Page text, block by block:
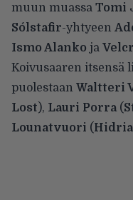
muun muassa Tomi
Sólstafir-yhtyeen
Ismo Alanko ja
Koivusaaren itsensä
puolestaan Waltteri
Lost), Lauri Porra(
Lounatvuori (